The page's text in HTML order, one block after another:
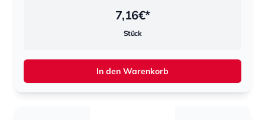
7,16€*
Stück
In den Warenkorb